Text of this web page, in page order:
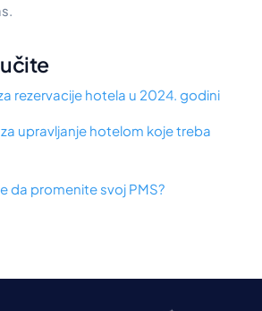
rezervacije hotela u 2024. godini
upravljanje hotelom koje treba
da promenite svoj PMS?